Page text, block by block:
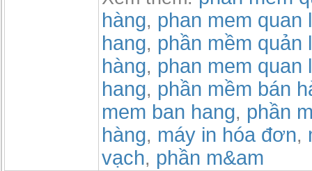
hàng, phan mem quan
hang, phần mềm quản
hàng, phan mem quan
hang, phần mềm bán
mem ban hang, phần
hàng, máy in hóa đơn,
vạch, phần m&am